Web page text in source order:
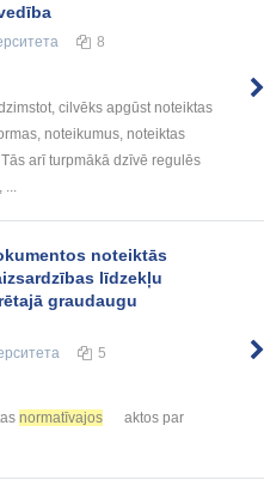
8
cilvēks apgūst noteiktas
noteikumus, noteiktas
arī turpmākā dzīvē regulēs
noteiktās
līdzekļu
graudaugu
5
normatīvajos
aktos par